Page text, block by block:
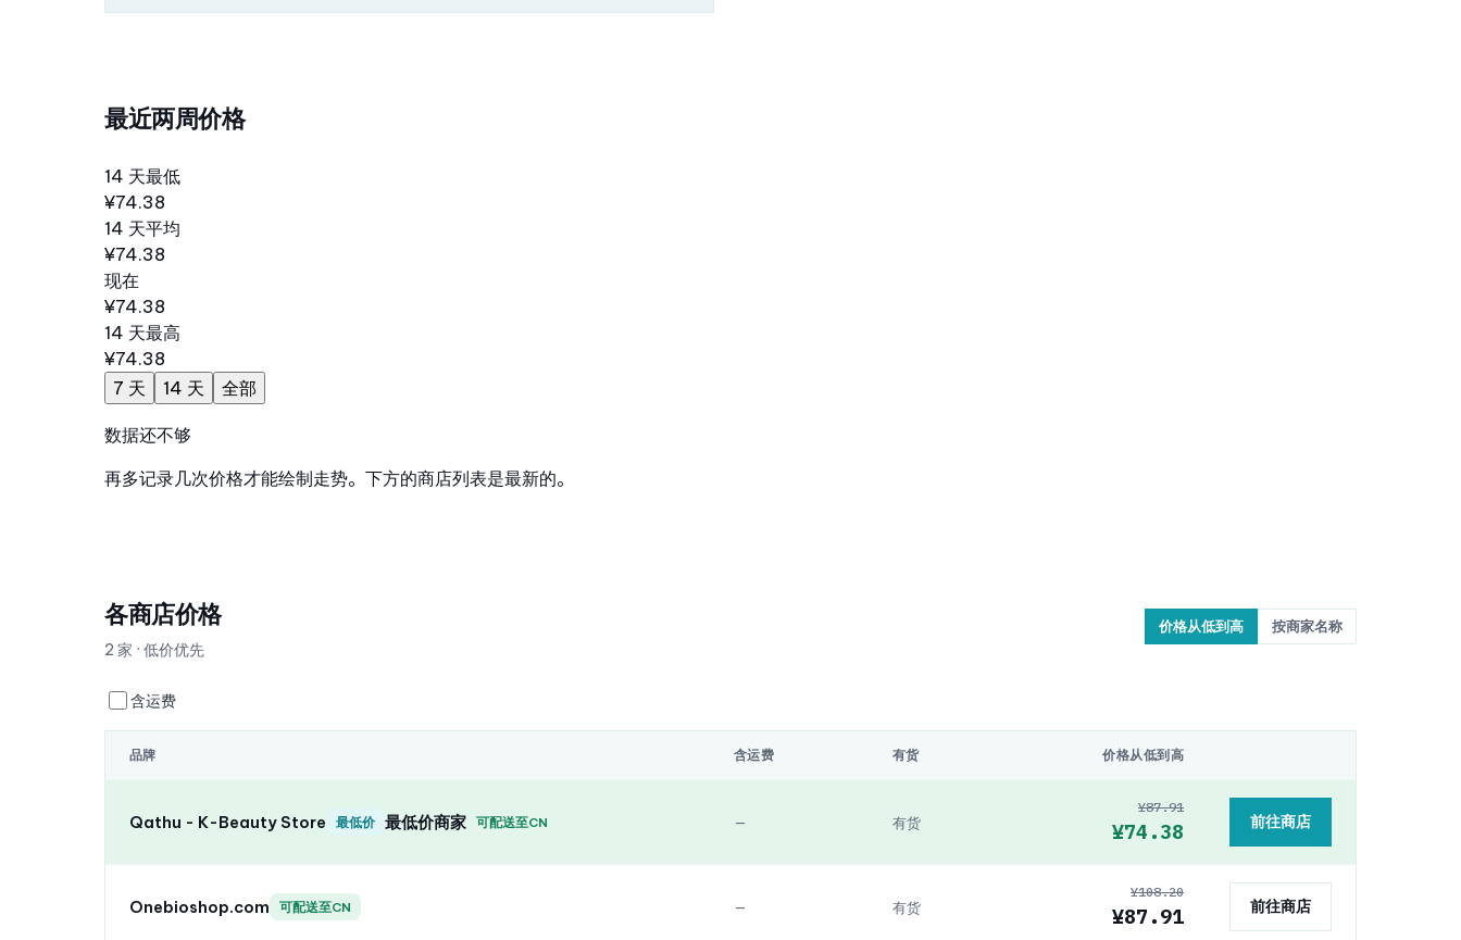
最近两周价格
14 天最低
¥74.38
14 天平均
¥74.38
现在
¥74.38
14 天最高
¥74.38
7 天
14 天 全部
数据还不够
再多记录几次价格才能绘制走势。下方的商店列表是最新的。
各商店价格
2 家 · 低价优先
价格从低到高 按商家名称
含运费
品牌 含运费 有货 价格从低到高
Qathu - K-Beauty Store 最低价 最低价商家 可配送至CN — 有货
¥87.91
¥74.38 前往商店
Onebioshop.com 可配送至CN — 有货
¥108.20
¥87.91 前往商店